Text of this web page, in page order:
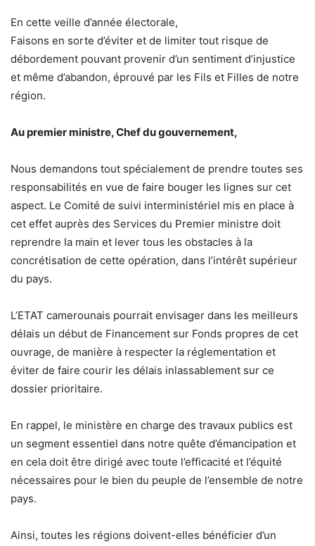
En cette veille d’année électorale,
Faisons en sorte d’éviter et de limiter tout risque de
débordement pouvant provenir d’un sentiment d’injustice
et même d’abandon, éprouvé par les Fils et Filles de notre
région.
Au premier ministre, Chef du gouvernement,
Nous demandons tout spécialement de prendre toutes ses
responsabilités en vue de faire bouger les lignes sur cet
aspect. Le Comité de suivi interministériel mis en place à
cet effet auprès des Services du Premier ministre doit
reprendre la main et lever tous les obstacles à la
concrétisation de cette opération, dans l’intérêt supérieur
du pays.
L’ETAT camerounais pourrait envisager dans les meilleurs
délais un début de Financement sur Fonds propres de cet
ouvrage, de manière à respecter la réglementation et
éviter de faire courir les délais inlassablement sur ce
dossier prioritaire.
En rappel, le ministère en charge des travaux publics est
un segment essentiel dans notre quête d’émancipation et
en cela doit être dirigé avec toute l’efficacité et l’équité
nécessaires pour le bien du peuple de l’ensemble de notre
pays.
Ainsi, toutes les régions doivent-elles bénéficier d’un